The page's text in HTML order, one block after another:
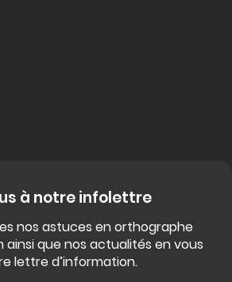
à notre infolettre
nos astuces en orthographe
ainsi que nos actualités en vous
lettre d’information.